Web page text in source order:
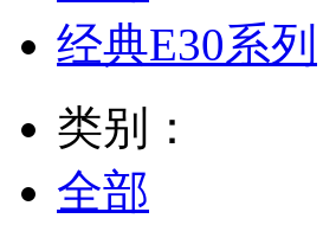
经典E30系列
类别：
全部